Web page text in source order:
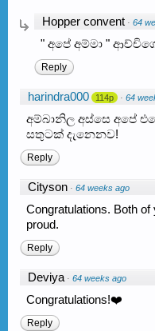
Hopper convent · 64
" අපේ අම්මා "
Reply
harindra000 114p · 64
අම්බානිල අස්සෙ අපේ
සතුටක් දැනෙනව!
Reply
Cityson · 64 weeks ago
Congratulations. Both
proud.
Reply
Deviya · 64 weeks ago
Congratulations!❤️
Reply